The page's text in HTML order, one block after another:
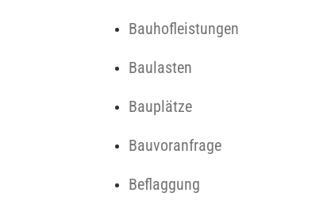
Bauhofleistungen
Baulasten
Bauplätze
Bauvoranfrage
Beflaggung